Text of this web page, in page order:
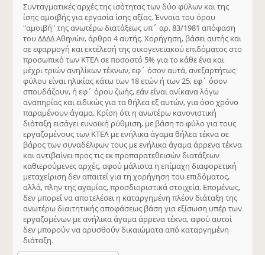
Συνταγματικές αρχές της ισότητας των δύο φύλων και της
ίσης αμοιβής για εργασία ίσης αξίας. Έννοια του όρου
"αμοιβή" της ανωτέρω διατάξεως υπ΄ αρ. 83/1981 απόφαση
του ΔΔΔΔ Αθηνών, άρθρο 4 αυτής. Χορήγηση, βάσει αυτής και
σε εφαρμογή και εκτέλεσή της οικογενειακού επιδόματος στο
προσωπικό των ΚΤΕΛ σε ποσοστό 5% για το κάθε ένα και
μέχρι τριών ανηλίκων τέκνων, εφ΄ όσον αυτά, ανεξαρτήτως
φύλου είναι ηλικίας κάτω των 18 ετών ή των 25, εφ΄ όσον
σπουδάζουν, ή εφ΄ όρου ζωής, εάν είναι ανίκανα λόγω
αναπηρίας και ειδικώς για τα θήλεα εξ αυτών, για όσο χρόνο
παραμένουν άγαμα. Κρίση ότι η ανωτέρω κανονιστική
διάταξη εισάγει ευνοϊκή ρύθμιση, με βάση το φύλο για τους
εργαζομένους των ΚΤΕΛ με ενήλικα άγαμα θήλεα τέκνα σε
βάρος των συναδέλφων τους με ενήλικα άγαμα άρρενα τέκνα
και αντιβαίνει προς τις εκ προπαρατεθεισών διατάξεων
καθιερούμενες αρχές, αφού μάλιστα η επίμαχη διαφορετική
μεταχείριση δεν απαιτεί για τη χορήγηση του επιδόματος,
αλλά, πλην της αγαμίας, προσδιοριστικά στοιχεία. Επομένως,
δεν μπορεί να αποτελέσει η καταργημένη πλέον διάταξη της
ανωτέρω διαιτητικής αποφάσεως βάση για εξίσωση υπέρ των
εργαζομένων με ανήλικα άγαμα άρρενα τέκνα, αφού αυτοί
δεν μπορούν να αρυσθούν δικαιώματα από καταργημένη
διάταξη.